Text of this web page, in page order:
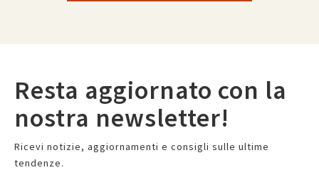
Resta aggiornato con la
nostra newsletter!
Ricevi notizie, aggiornamenti e consigli sulle ultime
tendenze.